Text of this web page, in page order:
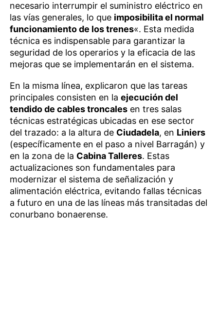
necesario interrumpir el suministro eléctrico en
las vías generales, lo que imposibilita el normal
funcionamiento de los trenes«. Esta medida
técnica es indispensable para garantizar la
seguridad de los operarios y la eficacia de las
mejoras que se implementarán en el sistema.
En la misma línea, explicaron que las tareas
principales consisten en la ejecución del
tendido de cables troncales en tres salas
técnicas estratégicas ubicadas en ese sector
del trazado: a la altura de Ciudadela, en Liniers
(específicamente en el paso a nivel Barragán) y
en la zona de la Cabina Talleres. Estas
actualizaciones son fundamentales para
modernizar el sistema de señalización y
alimentación eléctrica, evitando fallas técnicas
a futuro en una de las líneas más transitadas del
conurbano bonaerense.